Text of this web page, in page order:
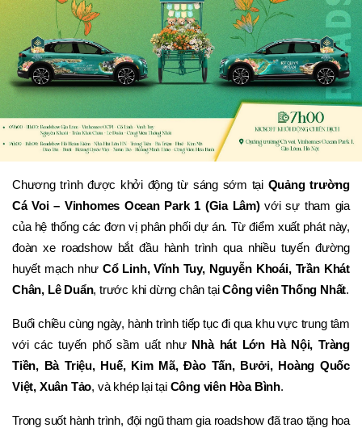
Chương trình được khởi động từ sáng sớm tại Quảng trường
Cá Voi – Vinhomes Ocean Park 1 (Gia Lâm) với sự tham gia
của hệ thống các đơn vị phân phối dự án. Từ điểm xuất phát này,
đoàn xe roadshow bắt đầu hành trình qua nhiều tuyến đường
huyết mạch như Cổ Linh, Vĩnh Tuy, Nguyễn Khoái, Trần Khát
Chân, Lê Duẩn, trước khi dừng chân tại Công viên Thống Nhất.
Buổi chiều cùng ngày, hành trình tiếp tục đi qua khu vực trung tâm
với các tuyến phố sầm uất như Nhà hát Lớn Hà Nội, Tràng
Tiền, Bà Triệu, Huế, Kim Mã, Đào Tấn, Bưởi, Hoàng Quốc
Việt, Xuân Tảo, và khép lại tại Công viên Hòa Bình.
Trong suốt hành trình, đội ngũ tham gia roadshow đã trao tặng hoa